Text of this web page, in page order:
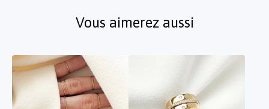
Vous aimerez aussi